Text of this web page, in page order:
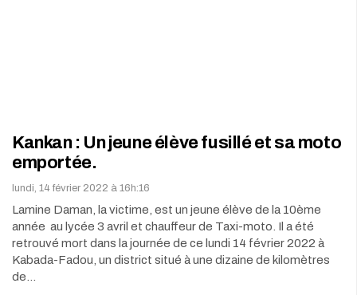
Kankan : Un jeune élève fusillé et sa moto
emportée.
lundi, 14 février 2022 à 16h:16
Lamine Daman, la victime, est un jeune élève de la 10ème
année au lycée 3 avril et chauffeur de Taxi-moto. Il a été
retrouvé mort dans la journée de ce lundi 14 février 2022 à
Kabada-Fadou, un district situé à une dizaine de kilomètres
de…